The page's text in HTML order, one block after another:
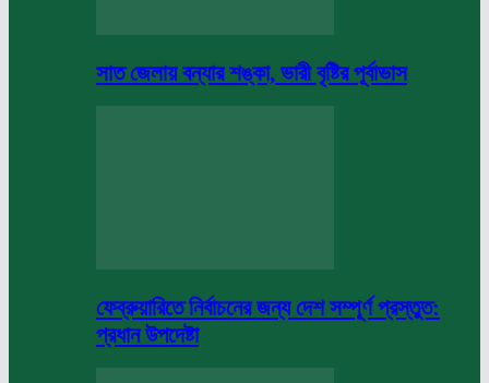
সাত জেলায় বন্যার শঙ্কা, ভারী বৃষ্টির পূর্বাভাস
ফেব্রুয়ারিতে নির্বাচনের জন্য দেশ সম্পূর্ণ প্রস্তুত:
প্রধান উপদেষ্টা